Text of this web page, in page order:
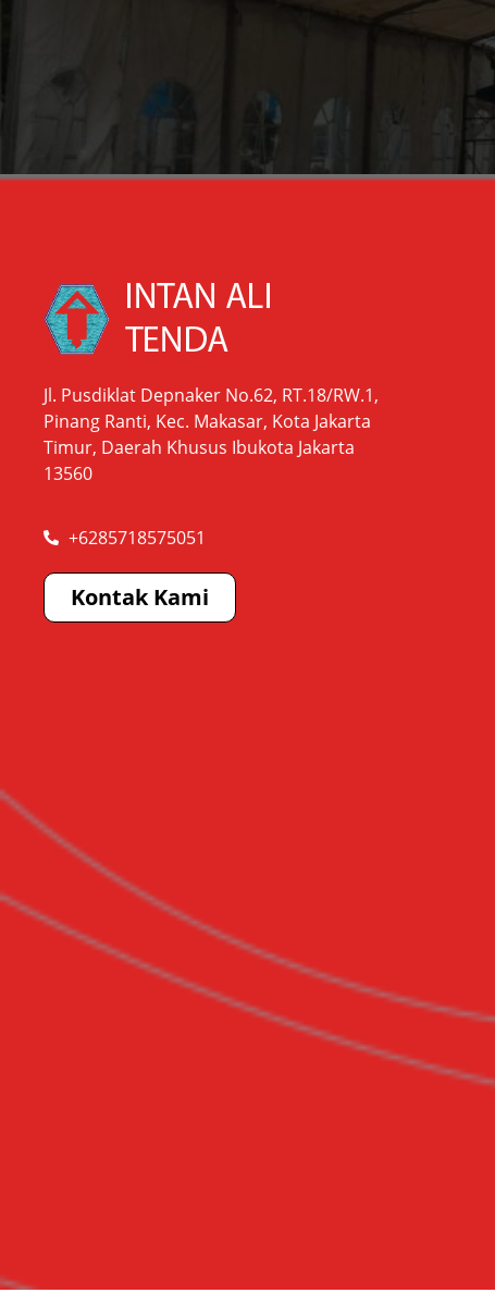
Jl. Pusdiklat Depnaker No.62, RT.18/RW.1,
Pinang Ranti, Kec. Makasar, Kota Jakarta
Timur, Daerah Khusus Ibukota Jakarta
13560
+6285718575051
Kontak Kami